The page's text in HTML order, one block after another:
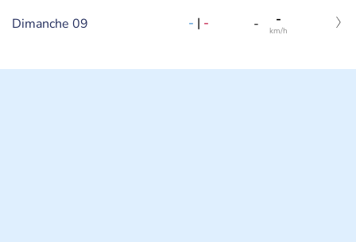
Dimanche 09 - | - - -
km/h